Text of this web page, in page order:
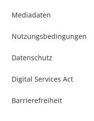
Mediadaten
Nutzungsbedingungen
Datenschutz
Digital Services Act
Barrierefreiheit